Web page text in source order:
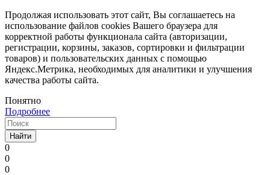
Продолжая использовать этот сайт, Вы соглашаетесь на
использование файлов cookies Вашего браузера для
корректной работы функционала сайта (авторизации,
регистрации, корзины, заказов, сортировки и фильтрации
товаров) и пользовательских данных с помощью
Яндекс.Метрика, необходимых для аналитики и улучшения
качества работы сайта.
Понятно
Подробнее
Найти
0
0
0